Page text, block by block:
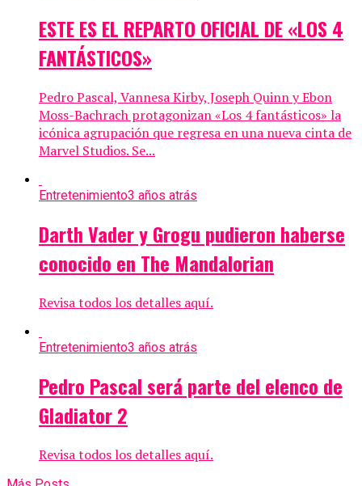
ESTE ES EL REPARTO OFICIAL DE «LOS 4
FANTÁSTICOS»
Pedro Pascal, Vannesa Kirby, Joseph Quinn y Ebon
Moss-Bachrach protagonizan «Los 4 fantásticos» la
icónica agrupación que regresa en una nueva cinta de
Marvel Studios. Se...
Entretenimiento3 años atrás
Darth Vader y Grogu pudieron haberse
conocido en The Mandalorian
Revisa todos los detalles aquí.
Entretenimiento3 años atrás
Pedro Pascal será parte del elenco de
Gladiator 2
Revisa todos los detalles aquí.